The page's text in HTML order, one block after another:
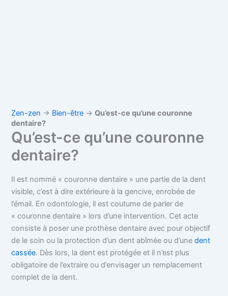
Zen-zen → Bien-être →Qu’est-ce qu’une couronne
dentaire?
Qu’est-ce qu’une couronne
dentaire?
Il est nommé « couronne dentaire » une partie de la dent
visible, c’est à dire extérieure à la gencive, enrobée de
l’émail. En odontologie, il est coutume de parler de
« couronne dentaire » lors d’une intervention. Cet acte
consiste à poser une prothèse dentaire avec pour objectif
de le soin ou la protection d’un dent abîmée ou d’unedent
cassée. Dès lors, la dent est protégée et il n’est plus
obligatoire de l’extraire ou d’envisager un remplacement
complet de la dent.